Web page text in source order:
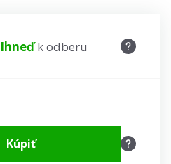
Ihneďk odberu
Kúpiť